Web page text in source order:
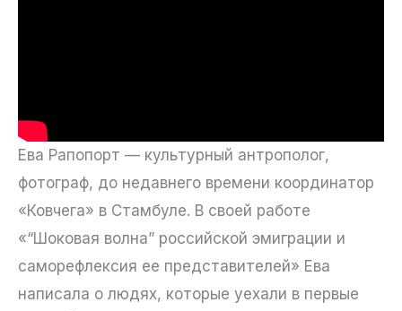
Ева Рапопорт — культурный антрополог,
фотограф, до недавнего времени координатор
«Ковчега» в Стамбуле. В своей работе
«“Шоковая волна” российской эмиграции и
саморефлексия ее представителей» Ева
написала о людях, которые уехали в первые